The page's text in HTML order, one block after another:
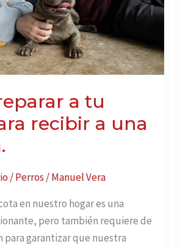
a tu
recibir a una
/Perros /Manuel Vera
en nuestro hogar es una
pero también requiere de
para garantizar que nuestra